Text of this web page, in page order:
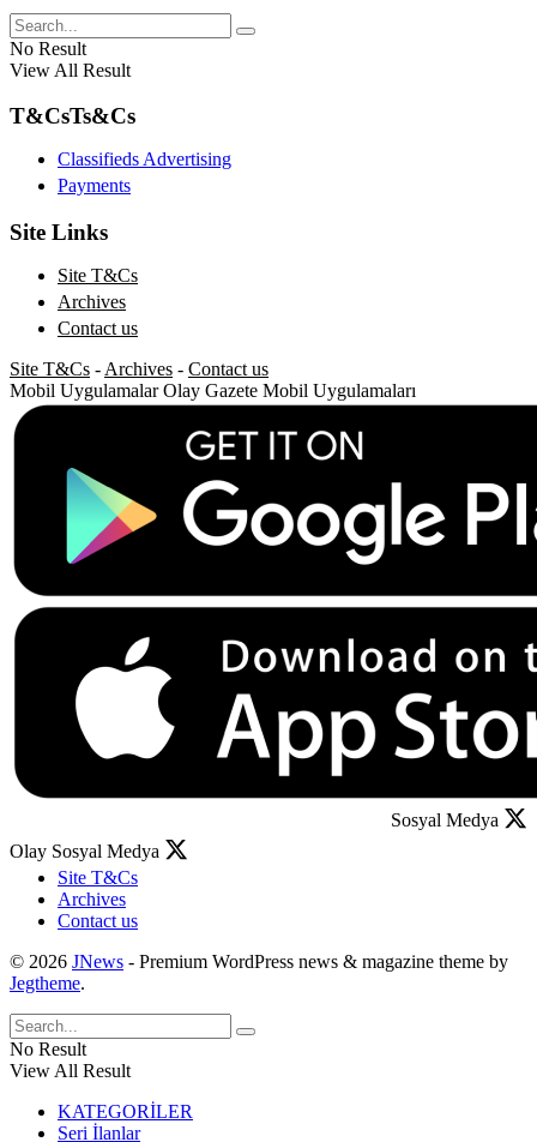
No Result
View All Result
T&CsTs&Cs
Classifieds Advertising
Payments
Site Links
Site T&Cs
Archives
Contact us
Site T&Cs - Archives - Contact us
Mobil Uygulamalar Olay Gazete Mobil Uygulamaları
Sosyal Medya
Olay Sosyal Medya
Site T&Cs
Archives
Contact us
© 2026 JNews - Premium WordPress news & magazine theme by
Jegtheme.
No Result
View All Result
KATEGORİLER
Seri İlanlar